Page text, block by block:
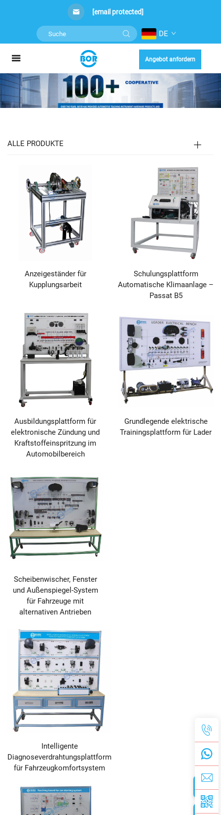
[email protected]
DE
Angebot anfordern
ALLE PRODUKTE
Anzeigeständer für
Kupplungsarbeit
Schulungsplattform
Automatische Klimaanlage –
Passat B5
Ausbildungsplattform für
elektronische Zündung und
Kraftstoffeinspritzung im
Automobilbereich
Grundlegende elektrische
Trainingsplattform für Lader
Scheibenwischer, Fenster
und Außenspiegel-System
für Fahrzeuge mit
alternativen Antrieben
Intelligente
Diagnoseverdrahtungsplattform
für Fahrzeugkomfortsystem